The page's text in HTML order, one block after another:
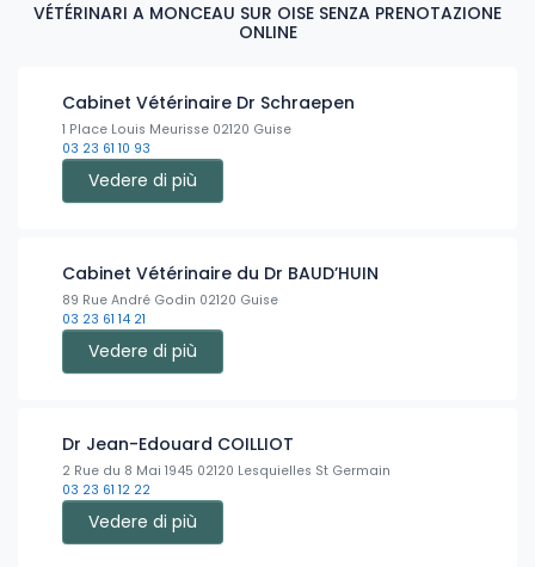
VÉTÉRINARI A MONCEAU SUR OISE SENZA PRENOTAZIONE
ONLINE
Cabinet Vétérinaire Dr Schraepen
1 Place Louis Meurisse 02120 Guise
03 23 61 10 93
Vedere di più
Cabinet Vétérinaire du Dr BAUD’HUIN
89 Rue André Godin 02120 Guise
03 23 61 14 21
Vedere di più
Dr Jean-Edouard COILLIOT
2 Rue du 8 Mai 1945 02120 Lesquielles St Germain
03 23 61 12 22
Vedere di più